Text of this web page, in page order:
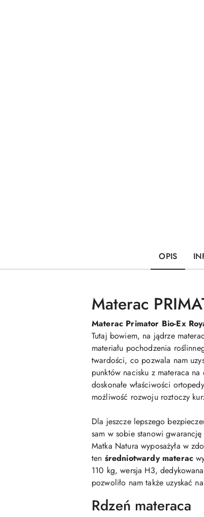
OPIS
Materac
Materac Primator Bio-Ex
Tutaj bowiem, na jądrze
materiału pochodzenia
twardości, co pozwala nam
punktów nacisku z materaca na
doskonałe właściwości
możliwość rozwoju roztoczy
Dla jeszcze lepszego
sam w sobie stanowi
Matka Natura wyposażyła w
ten średniotwardy materac
110 kg, wersja H3,
pozwoliło nam także uzyskać
Rdzeń materaca